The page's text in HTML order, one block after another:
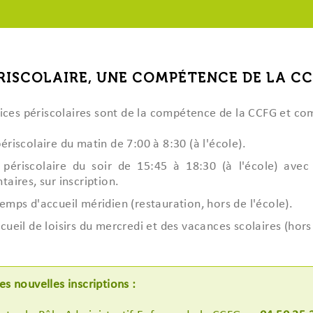
UNE COMPÉTENCE DE LA
périscolaires sont de la compétence de la CCFG et
du matin de 7:00 à 8:30 (à l'école).
périscolaire du soir de 15:45 à 18:30 (à l'école)
sur inscription.
d'accueil méridien (restauration, hors de l'école).
de loisirs du mercredi et des vacances scolaires
nouvelles inscriptions :